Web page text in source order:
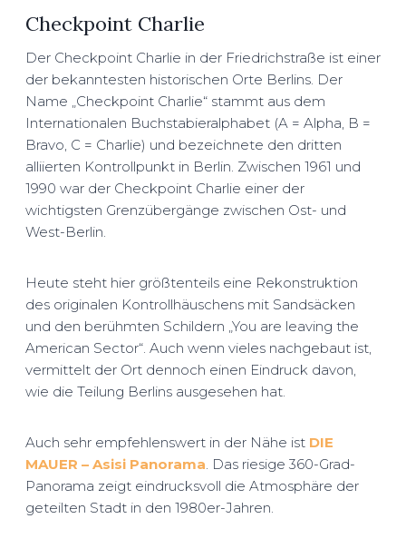
Checkpoint Charlie
Der Checkpoint Charlie in der Friedrichstraße ist einer
der bekanntesten historischen Orte Berlins. Der
Name „Checkpoint Charlie“ stammt aus dem
Internationalen Buchstabieralphabet (A = Alpha, B =
Bravo, C = Charlie) und bezeichnete den dritten
alliierten Kontrollpunkt in Berlin. Zwischen 1961 und
1990 war der Checkpoint Charlie einer der
wichtigsten Grenzübergänge zwischen Ost- und
West-Berlin.
Heute steht hier größtenteils eine Rekonstruktion
des originalen Kontrollhäuschens mit Sandsäcken
und den berühmten Schildern „You are leaving the
American Sector“. Auch wenn vieles nachgebaut ist,
vermittelt der Ort dennoch einen Eindruck davon,
wie die Teilung Berlins ausgesehen hat.
Auch sehr empfehlenswert in der Nähe ist DIE
MAUER – Asisi Panorama. Das riesige 360-Grad-
Panorama zeigt eindrucksvoll die Atmosphäre der
geteilten Stadt in den 1980er-Jahren.